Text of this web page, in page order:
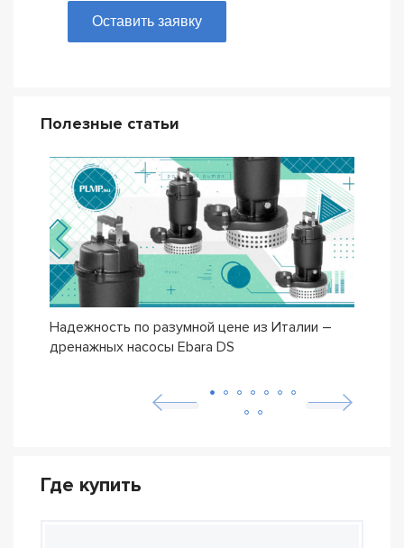
Оставить заявку
Полезные статьи
Надежность по разумной цене из Италии –
дренажных насосы Ebara DS
Где купить